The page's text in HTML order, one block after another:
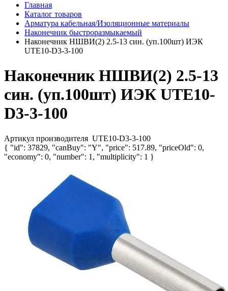
Главная
Каталог товаров
Арматура кабельная/Изоляционные материалы
Наконечник быстроразмыкаемый
Наконечник НШВИ(2) 2.5-13 син. (уп.100шт) ИЭК
UTE10-D3-3-100
Наконечник НШВИ(2) 2.5-13
син. (уп.100шт) ИЭК UTE10-
D3-3-100
Артикул производителя UTE10-D3-3-100
{ "id": 37829, "canBuy": "Y", "price": 517.89, "priceOld": 0,
"economy": 0, "number": 1, "multiplicity": 1 }